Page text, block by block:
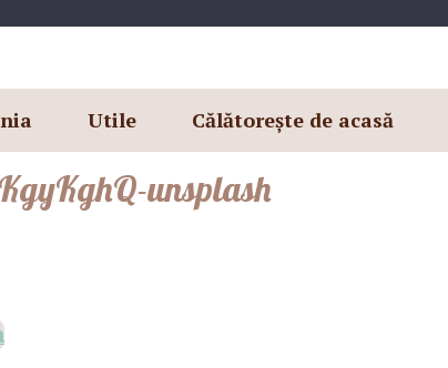
Utile Călătorește de acasă
unsplash